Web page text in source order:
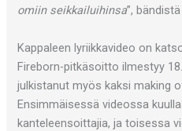
omiin seikkailuihinsa”,
Kappaleen lyriikkavideo on
Fireborn-pitkäsoitto ilmestyy
julkistanut myös kaksi making
Ensimmäisessä videossa
kanteleensoittajia, ja toisessa